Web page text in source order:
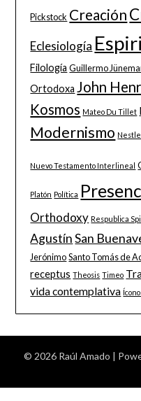
Pickstock Creación
Eclesiología
Filología Guillermo
Ortodoxa John
Kosmos Mateo Du Tillet
Modernismo
Nuevo Testamento Interlineal
Platón Política
Orthodoxy Respublica
Agustín San
Jerónimo Santo Tomás de
receptus Theosis Timeo
vida contemplativa
© 2026 Raúl Amado |